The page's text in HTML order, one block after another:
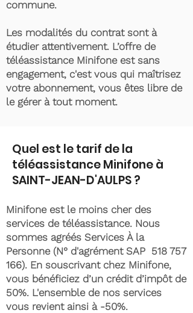
commune.
Les modalités du contrat sont à
étudier attentivement. L’offre de
téléassistance Minifone est sans
engagement, c'est vous qui maîtrisez
votre abonnement, vous êtes libre de
le gérer à tout moment.
Quel est le tarif de la
téléassistance Minifone à
SAINT-JEAN-D'AULPS ?
Minifone est le moins cher des
services de téléassistance. Nous
sommes agréés Services À la
Personne (N° d'agrément SAP 518 757
166). En souscrivant chez Minifone,
vous bénéficiez d’un crédit d’impôt de
50%. L'ensemble de nos services
vous revient ainsi à -50%.